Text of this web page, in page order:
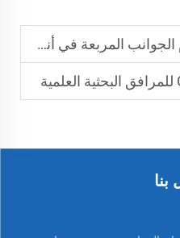
في أنظمة الأنابيب تحت الضغط
بنا